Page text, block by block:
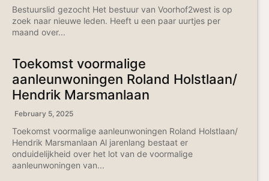
Bestuurslid gezocht Het bestuur van Voorhof2west is op
zoek naar nieuwe leden. Heeft u een paar uurtjes per
maand over...
Toekomst voormalige
aanleunwoningen Roland Holstlaan/
Hendrik Marsmanlaan
February 5, 2025
Toekomst voormalige aanleunwoningen Roland Holstlaan/
Hendrik Marsmanlaan Al jarenlang bestaat er
onduidelijkheid over het lot van de voormalige
aanleunwoningen van...